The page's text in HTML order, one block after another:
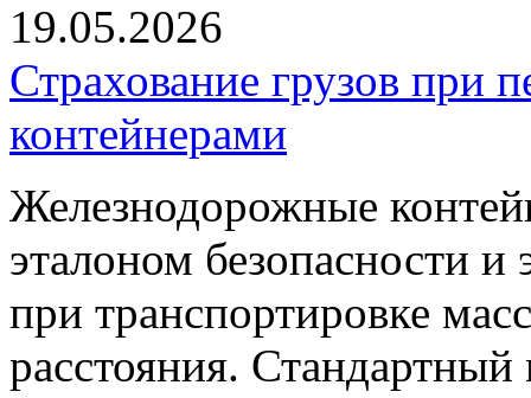
19.05.2026
Страхование грузов при
контейнерами
Железнодорожные
эталоном безопасности
при транспортировке
расстояния.